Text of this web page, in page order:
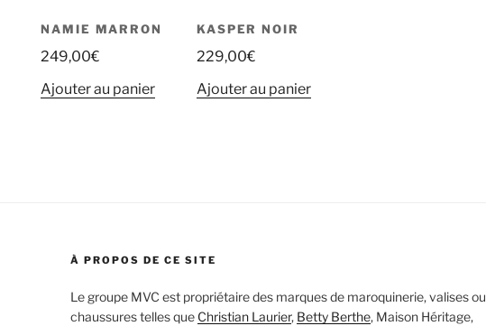
NAMIE MARRON
249,00€
Ajouter au panier
KASPER NOIR
229,00€
Ajouter au panier
À PROPOS DE CE SITE
Le groupe MVC est propriétaire des marques de maroquinerie, valises ou
chaussures telles que Christian Laurier, Betty Berthe, Maison Héritage,